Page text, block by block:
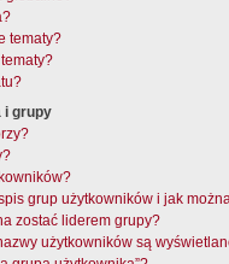
tematy?
i grupy
grup użytkowników i jak
zostać liderem grupy?
użytkowników są